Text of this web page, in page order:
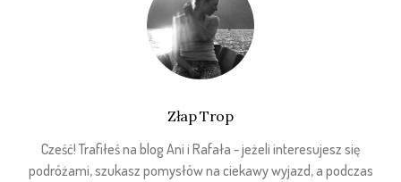
Złap Trop
Cześć! Trafiłeś na blog Ani i Rafała - jeżeli interesujesz się
podróżami, szukasz pomysłów na ciekawy wyjazd, a podczas